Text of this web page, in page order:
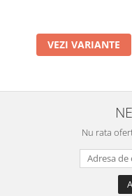
VEZI VARIANTE
Nu rata